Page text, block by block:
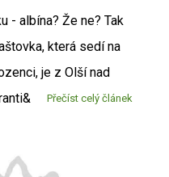
- albína? Že ne? Tak
která sedí na
je z Olší nad
Přečíst celý článek